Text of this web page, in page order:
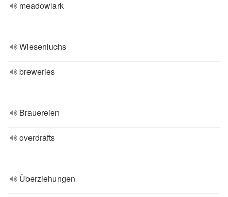
meadowlark
Wiesenluchs
breweries
Brauereien
overdrafts
Überziehungen